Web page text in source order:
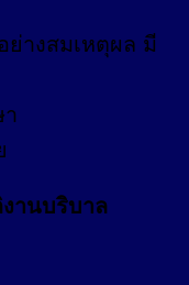
ย่างสมเหตุผล มี
านบริบาล